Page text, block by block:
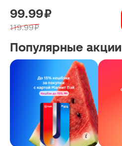
99.99 ₽
119.99 ₽
Популярные акции